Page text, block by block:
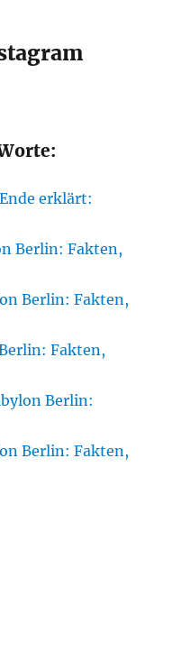
erklärt:
Berlin: Fakten,
Berlin: Fakten,
Fakten,
Berlin:
Berlin: Fakten,